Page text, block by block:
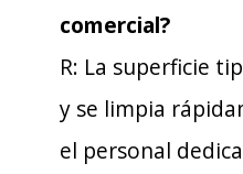
comercial?
R: La superficie
y se limpia
el personal